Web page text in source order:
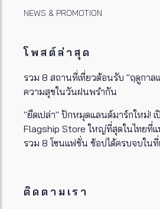
NEWS & PROMOTION
โพสต์ล่าสุด
รวม 8 สถานที่เที่ยวต้อนรับ "ฤดูกาล
ความสุขในวันฝนพรำกัน
"ยืดเปล่า" ปักหมุดแลนด์มาร์กใหม่! เ
Flagship Store ใหญ่ที่สุดในไทยที่
รวม 8 โซนแฟชั่น ช้อปได้ครบจบในที่
ติดตามเรา